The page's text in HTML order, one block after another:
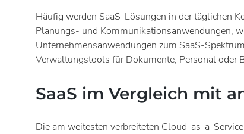
Häufig werden SaaS-Lösungen in der täglichen
Planungs- und Kommunikationsanwendungen,
Unternehmensanwendungen zum SaaS-
Verwaltungstools für Dokumente, Personal oder
SaaS im Vergleich mit
Die am weitesten verbreiteten Cloud-as-a-